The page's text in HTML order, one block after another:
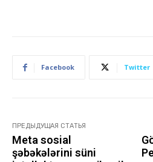
Facebook Twitter
ПРЕДЫДУЩАЯ СТАТЬЯ
Meta sosial
şəbəkələrini süni